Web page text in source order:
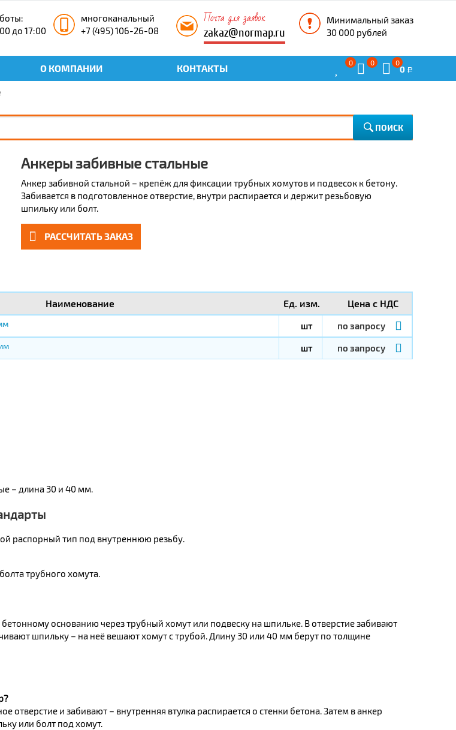
до 17:00
многоканальный
+7 (495) 106-26-08
Почта для заявок
zakaz@normap.ru
Минимальный заказ
30 000 рублей
О КОМПАНИИ КОНТАКТЫ
0 0 0
0 Р
ПОИСК
Анкеры забивные стальные
Анкер забивной стальной – крепёж для фиксации трубных хомутов и подвесок к бетону.
Забивается в подготовленное отверстие, внутри распирается и держит резьбовую
шпильку или болт.
РАССЧИТАТЬ ЗАКАЗ
Наименование Ед. изм. Цена с НДС
шт по запросу
шт по запросу
– длина 30 и 40 мм.
распорный тип под внутреннюю резьбу.
трубного хомута.
основанию через трубный хомут или подвеску на шпильке. В отверстие забивают
шпильку – на неё вешают хомут с трубой. Длину 30 или 40 мм берут по толщине
отверстие и забивают – внутренняя втулка распирается о стенки бетона. Затем в анкер
или болт под хомут.